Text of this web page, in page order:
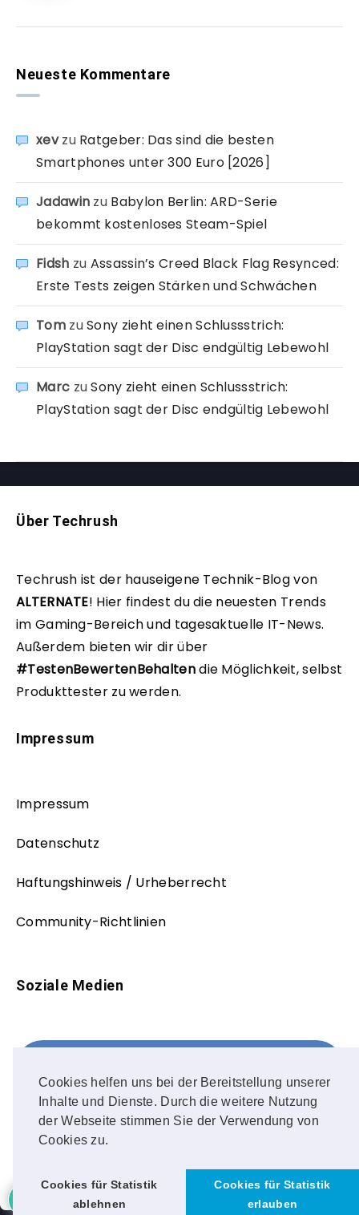
Cookies helfen uns bei der Bereitstellung unserer
Inhalte und Dienste. Durch die weitere Nutzung
der Webseite stimmen Sie der Verwendung von
Cookies zu.
Cookies für Statistik
ablehnen
Cookies für Statistik
erlauben
Neueste Kommentare
xevzu Ratgeber: Das sind die besten
Smartphones unter 300 Euro [2026]
Jadawin zu Babylon Berlin: ARD-Serie
bekommt kostenloses Steam-Spiel
Fidsh zu Assassin’s Creed Black Flag Resynced:
Erste Tests zeigen Stärken und Schwächen
TomzuSony zieht einen Schlussstrich:
PlayStation sagt der Disc endgültig Lebewohl
Marc zuSony zieht einen Schlussstrich:
PlayStation sagt der Disc endgültig Lebewohl
Über Techrush
Techrush ist der hauseigene Technik-Blog von
ALTERNATE! Hier findest du die neuesten Trends
im Gaming-Bereich und tagesaktuelle IT-News.
Außerdem bieten wir dir über
#TestenBewertenBehaltendie Möglichkeit, selbst
Produkttester zu werden.
Impressum
Impressum
Datenschutz
Haftungshinweis / Urheberrecht
Community-Richtlinien
Soziale Medien
FOLLOW ME!
Instagram
OUR PHOTOS!